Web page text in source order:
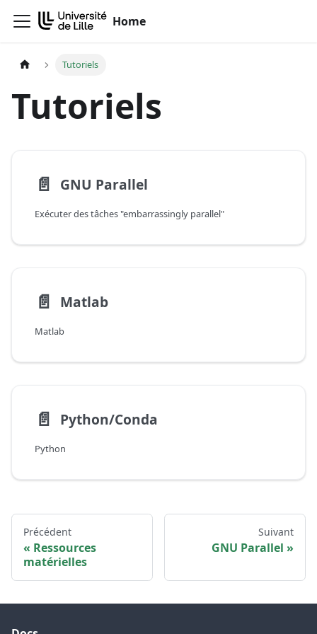
Home
Tutoriels
Tutoriels
📄️ GNU Parallel
Exécuter des tâches "embarrassingly parallel"
📄️ Matlab
Matlab
📄️ Python/Conda
Python
Précédent
Ressources
matérielles
Suivant
GNU Parallel